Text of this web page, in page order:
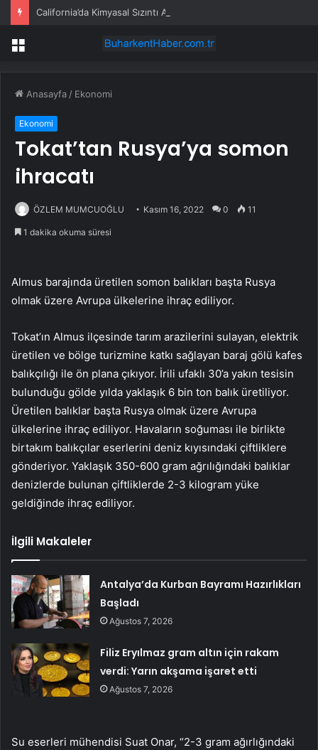
California’da Kimyasal Sızıntı Alarmı
Menü
Anasayfa / Ekonomi
Ekonomi
Tokat’tan Rusya’ya somon
ihracatı
ÖZLEM MUMCUOĞLU Kasım 16, 2022 0 11
1 dakika okuma süresi
Almus barajında üretilen somon balıkları başta Rusya
olmak üzere Avrupa ülkelerine ihraç ediliyor.
Tokat’ın Almus ilçesinde tarım arazilerini sulayan, elektrik
üretilen ve bölge turizmine katkı sağlayan baraj gölü kafes
balıkçılığı ile ön plana çıkıyor. İrili ufaklı 30’a yakın tesisin
bulunduğu gölde yılda yaklaşık 6 bin ton balık üretiliyor.
Üretilen balıklar başta Rusya olmak üzere Avrupa
ülkelerine ihraç ediliyor. Havaların soğuması ile birlikte
birtakım balıkçılar eserlerini deniz kıyısındaki çiftliklere
gönderiyor. Yaklaşık 350-600 gram ağrılığındaki balıklar
denizlerde bulunan çiftliklerde 2-3 kilogram yüke
geldiğinde ihraç ediliyor.
İlgili Makaleler
Antalya’da Kurban Bayramı Hazırlıkları
Başladı
Ağustos 7, 2026
Filiz Eryılmaz gram altın için rakam
verdi: Yarın akşama işaret etti
Ağustos 7, 2026
Su eserleri mühendisi Suat Onar, “2-3 gram ağırlığındaki